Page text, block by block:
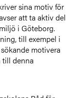
sina motiv för
att ta aktiv del
i Göteborg.
till exempel i
motivera
till denna